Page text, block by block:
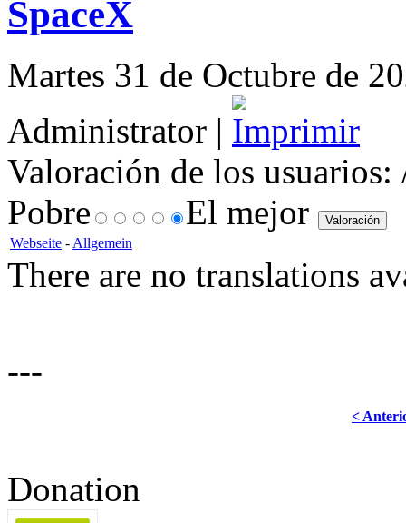
SpaceX
Martes 31 de Octubre de
Administrator |
Valoración de los usuarios:
Pobre
El mejor
Webseite - Allgemein
There are no translations
---
<
Donation